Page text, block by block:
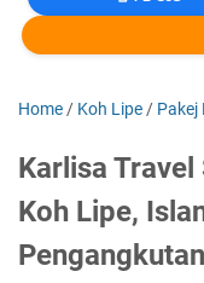
Home / Koh Lipe / Pakej
Karlisa
Koh Lipe,